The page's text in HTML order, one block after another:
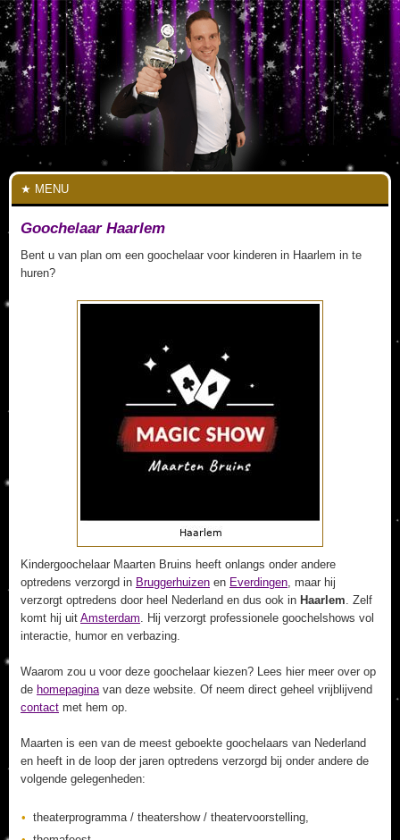
MENU
Goochelaar Haarlem
Bent u van plan om een goochelaar voor kinderen in Haarlem in te
huren?
Kindergoochelaar Maarten Bruins heeft onlangs onder andere
optredens verzorgd in Bruggerhuizen en Everdingen, maar hij
verzorgt optredens door heel Nederland en dus ook in Haarlem. Zelf
komt hij uit Amsterdam. Hij verzorgt professionele goochelshows vol
interactie, humor en verbazing.
Waarom zou u voor deze goochelaar kiezen? Lees hier meer over op
de homepaginavan deze website. Of neem direct geheel vrijblijvend
contact met hem op.
Maarten is een van de meest geboekte goochelaars van Nederland
en heeft in de loop der jaren optredens verzorgd bij onder andere de
volgende gelegenheden:
theaterprogramma / theatershow / theatervoorstelling,